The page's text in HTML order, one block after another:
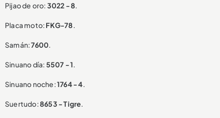
Pijao de oro: 3022 - 8.
Placa moto: FKG-78.
Samán:7600.
Sinuano día: 5507 - 1.
Sinuano noche:1764 - 4.
Suertudo:8653 - Tigre.